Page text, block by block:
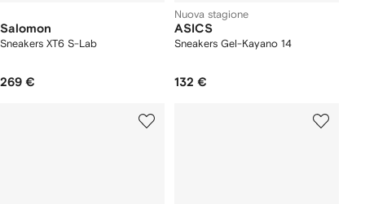
Salomon
Sneakers XT6 S-Lab
269 €
Nuova stagione
ASICS
Sneakers Gel-Kayano 14
132 €